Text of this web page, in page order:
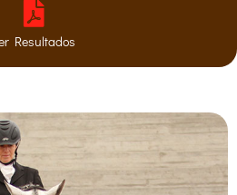
Resultados